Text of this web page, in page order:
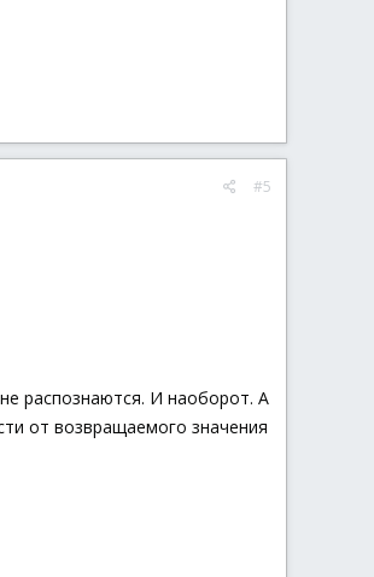
#5
распознаются. И наоборот. А
от возвращаемого значения